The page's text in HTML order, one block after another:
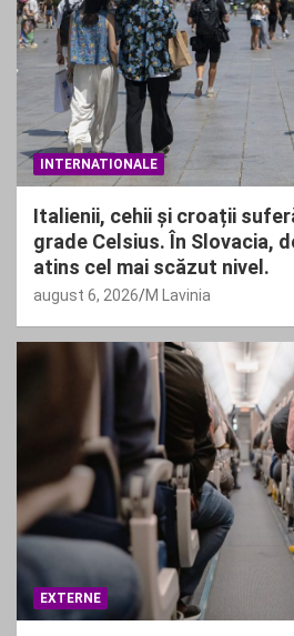
INTERNATIONALE
Italienii, cehii și croații
grade Celsius. În Slovacia,
atins cel mai scăzut nivel.
august 6, 2026 M Lavinia
EXTERNE